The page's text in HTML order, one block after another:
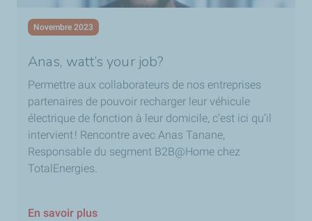
Alors ça tombe bien puisqu’aujourd’hui on est sur un site
de sapeurs-pompiers dans la Vienne, afin d’effectuer des
tests terrains liés à nos activités, et c’est ce que j’aime
dans mon métier, on rencontre des gens, on parle de nos
problèmes et on les résout ensemble.
Novembre 2023
Anas, watt’s your job?
Permettre aux collaborateurs de nos entreprises
partenaires de pouvoir recharger leur véhicule
électrique de fonction à leur domicile, c’est ici qu’il
intervient ! Rencontre avec Anas Tanane,
Responsable du segment B2B@Home chez
TotalEnergies.
En savoir plus